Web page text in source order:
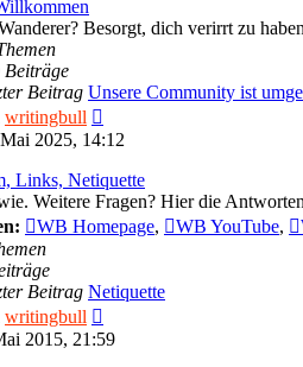
Besorgt, dich verirrt zu
Beiträge
Beitrag Unsere Community ist
writingbull
Beitrag
2025, 14:12
Links, Netiquette
Weitere Fragen? Hier die
WB Homepage, WB YouTube,
Beitrag Netiquette
writingbull
Beitrag
2015, 21:59